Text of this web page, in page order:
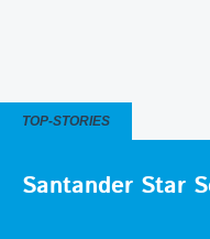
TOP-STORIES
Santander Star